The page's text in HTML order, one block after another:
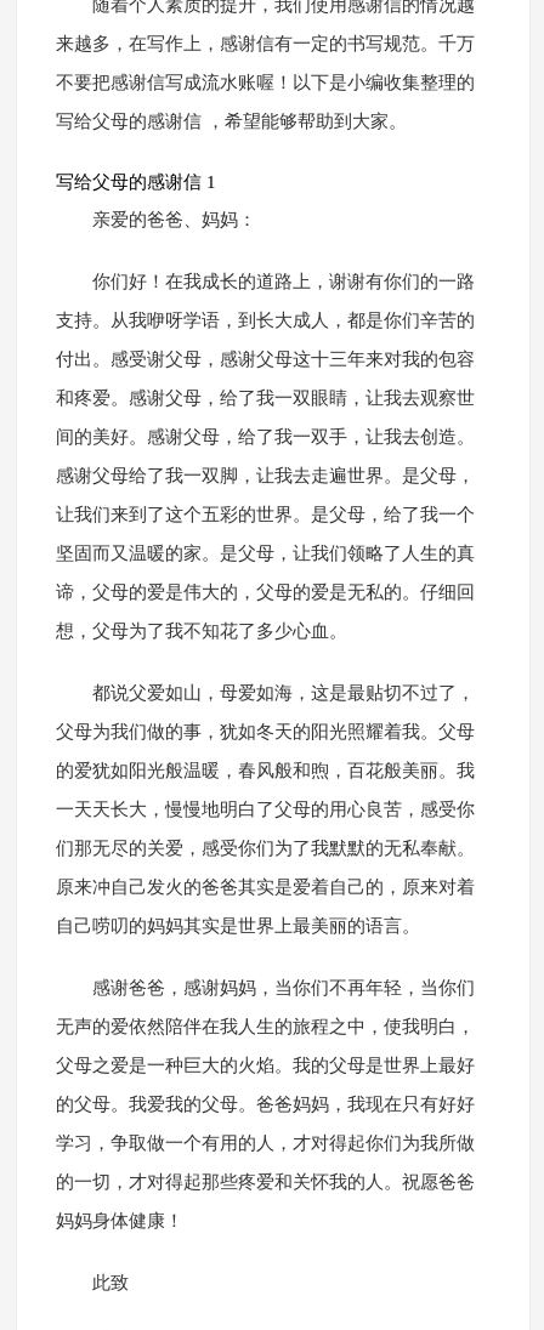
随着个人素质的提升，我们使用感谢信的情况越
来越多，在写作上，感谢信有一定的书写规范。千万
不要把感谢信写成流水账喔！以下是小编收集整理的
写给父母的感谢信 ，希望能够帮助到大家。
写给父母的感谢信 1
亲爱的爸爸、妈妈：
你们好！在我成长的道路上，谢谢有你们的一路
支持。从我咿呀学语，到长大成人，都是你们辛苦的
付出。感受谢父母，感谢父母这十三年来对我的包容
和疼爱。感谢父母，给了我一双眼睛，让我去观察世
间的美好。感谢父母，给了我一双手，让我去创造。
感谢父母给了我一双脚，让我去走遍世界。是父母，
让我们来到了这个五彩的世界。是父母，给了我一个
坚固而又温暖的家。是父母，让我们领略了人生的真
谛，父母的爱是伟大的，父母的爱是无私的。仔细回
想，父母为了我不知花了多少心血。
都说父爱如山，母爱如海，这是最贴切不过了，
父母为我们做的事，犹如冬天的阳光照耀着我。父母
的爱犹如阳光般温暖，春风般和煦，百花般美丽。我
一天天长大，慢慢地明白了父母的用心良苦，感受你
们那无尽的关爱，感受你们为了我默默的无私奉献。
原来冲自己发火的爸爸其实是爱着自己的，原来对着
自己唠叨的妈妈其实是世界上最美丽的语言。
感谢爸爸，感谢妈妈，当你们不再年轻，当你们
无声的爱依然陪伴在我人生的旅程之中，使我明白，
父母之爱是一种巨大的火焰。我的父母是世界上最好
的父母。我爱我的父母。爸爸妈妈，我现在只有好好
学习，争取做一个有用的人，才对得起你们为我所做
的一切，才对得起那些疼爱和关怀我的人。祝愿爸爸
妈妈身体健康！
此致